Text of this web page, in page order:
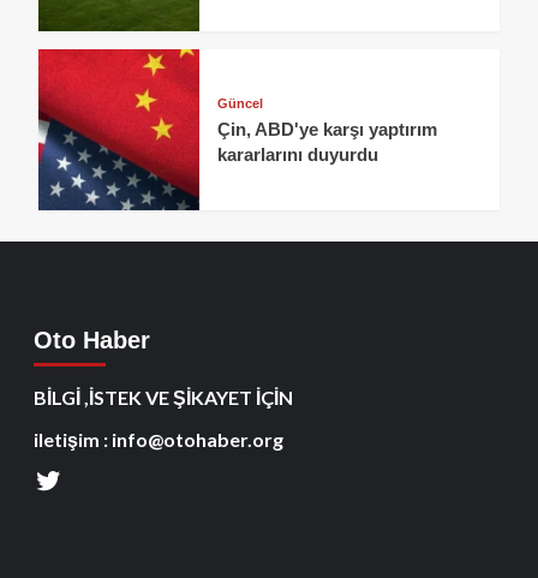
Güncel
Çin, ABD'ye karşı yaptırım
kararlarını duyurdu
Oto Haber
BİLGİ ,İSTEK VE ŞİKAYET İÇİN
iletişim : info@otohaber.org